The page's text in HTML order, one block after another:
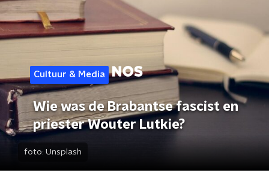
Cultuur & Media
Wie was de Brabantse fascist en
priester Wouter Lutkie?
foto: Unsplash